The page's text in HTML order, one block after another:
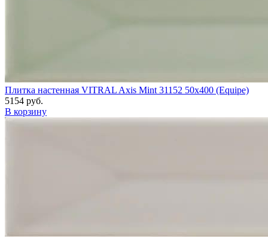
Плитка настенная VITRAL Axis Mint 31152 50x400 (Equipe)
5154 руб.
В корзину